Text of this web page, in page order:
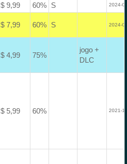
$ 9,99 60% S 2024-
$ 7,99 60% S 2024-
$ 4,99 75%
jogo +
DLC
$ 5,99 60% 2021-